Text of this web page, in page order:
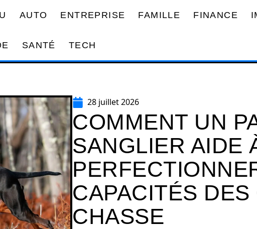
AUTO ENTREPRISE FAMILLE FINANCE
SANTÉ TECH
28 juillet 2026
COMMENT UN
SANGLIER AIDE
CAPACITÉS
CHASSE